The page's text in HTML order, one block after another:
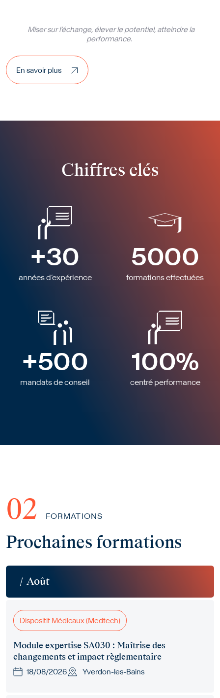
Miser sur l’échange, élever le potentiel, atteindre la
performance.
En savoir plus
En savoir plus
Chiffres clés
+30
années d’expérience
5000
formations effectuées
+500
mandats de conseil
100%
centré performance
FORMATIONS
Prochaines formations
Août
Dispositif Médicaux (Medtech)
Module expertise SA030 : Maîtrise des
changements et impact règlementaire
18/08/2026 Yverdon-les-Bains